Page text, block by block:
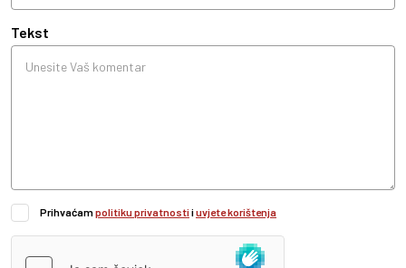
Tekst
Prihvaćampolitiku privatnostiiuvjete korištenja